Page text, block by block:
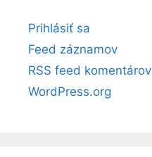
Prihlásiť sa
Feed záznamov
RSS feed komentárov
WordPress.org